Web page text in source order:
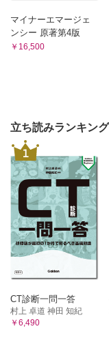
マイナーエマージェ
ンシー 原著第4版
￥16,500
立ち読みランキング
1
CT診断一問一答
村上 卓道 神田 知紀
￥6,490